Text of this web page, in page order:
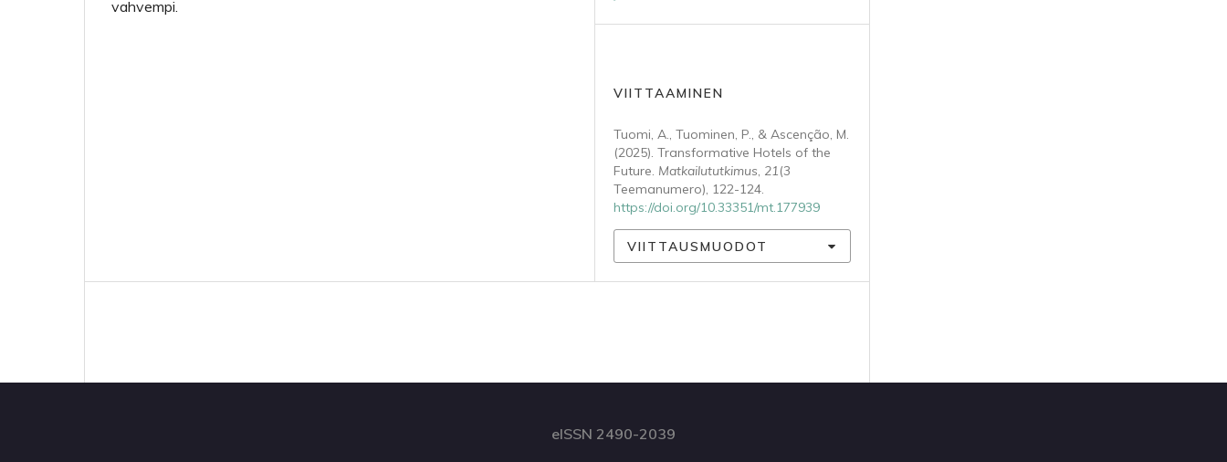
vahvempi.
VIITTAAMINEN
Tuomi, A., Tuominen, P., & Ascenção, M.
(2025). Transformative Hotels of the
Future. Matkailututkimus, 21(3
Teemanumero), 122-124.
https://doi.org/10.33351/mt.177939
VIITTAUSMUODOT
eISSN 2490-2039